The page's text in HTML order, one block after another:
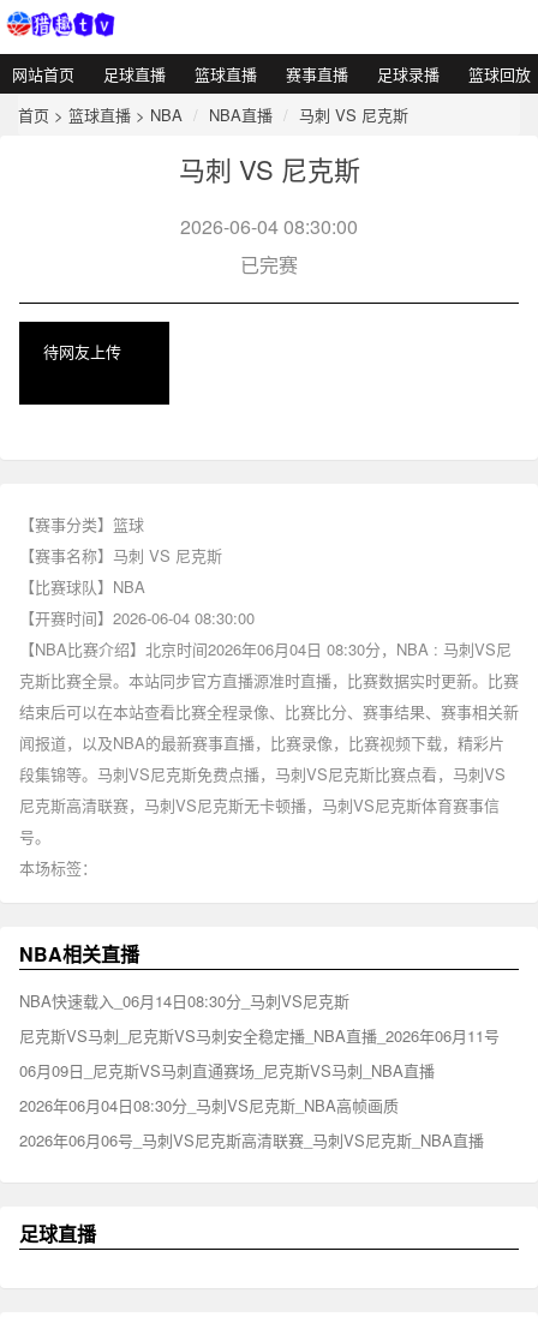
网站首页 足球直播 篮球直播 赛事直播 足球录播
篮球回放
首页 > 篮球直播 > NBA NBA直播 马刺 VS 尼克斯
马刺 VS 尼克斯
2026-06-04 08:30:00
已完赛
待网友上传
【赛事分类】 篮球
【赛事名称】 马刺 VS 尼克斯
【比赛球队】 NBA
【开赛时间】 2026-06-04 08:30:00
【NBA比赛介绍】北京时间2026年06月04日 08:30分，NBA : 马刺VS尼
克斯比赛全景。本站同步官方直播源准时直播，比赛数据实时更新。比赛
结束后可以在本站查看比赛全程录像、比赛比分、赛事结果、赛事相关新
闻报道，以及NBA的最新赛事直播，比赛录像，比赛视频下载，精彩片
段集锦等。马刺VS尼克斯免费点播，马刺VS尼克斯比赛点看，马刺VS
尼克斯高清联赛，马刺VS尼克斯无卡顿播，马刺VS尼克斯体育赛事信
号。
本场标签：
NBA相关直播
NBA快速载入_06月14日08:30分_马刺VS尼克斯
尼克斯VS马刺_尼克斯VS马刺安全稳定播_NBA直播_2026年06月11号
06月09日_尼克斯VS马刺直通赛场_尼克斯VS马刺_NBA直播
2026年06月04日08:30分_马刺VS尼克斯_NBA高帧画质
2026年06月06号_马刺VS尼克斯高清联赛_马刺VS尼克斯_NBA直播
足球直播